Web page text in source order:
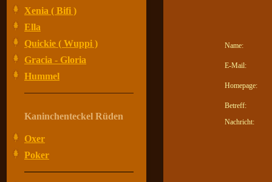
Xenia ( Bifi )
Ella
Quickie ( Wuppi )
Gracia - Gloria
Hummel
Kaninchenteckel Rüden
Oxer
Poker
Name:
E-Mail:
Homepage:
Betreff:
Nachricht: